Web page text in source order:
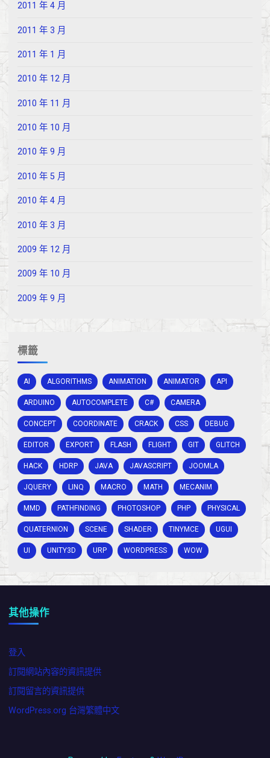
2011 年 4 月
2011 年 3 月
2011 年 1 月
2010 年 12 月
2010 年 11 月
2010 年 10 月
2010 年 9 月
2010 年 5 月
2010 年 4 月
2010 年 3 月
2009 年 12 月
2009 年 10 月
2009 年 9 月
標籤
AI ALGORITHMS ANIMATION ANIMATOR API
ARDUINO AUTOCOMPLETE C# CAMERA
CONCEPT COORDINATE CRACK CSS DEBUG
EDITOR EXPORT FLASH FLIGHT GIT GLITCH
HACK HDRP JAVA JAVASCRIPT JOOMLA
JQUERY LINQ MACRO MATH MECANIM
MMD PATHFINDING PHOTOSHOP PHP PHYSICAL
QUATERNION SCENE SHADER TINYMCE UGUI
UI UNITY3D URP WORDPRESS WOW
其他操作
登入
訂閱網站內容的資訊提供
訂閱留言的資訊提供
WordPress.org 台灣繁體中文